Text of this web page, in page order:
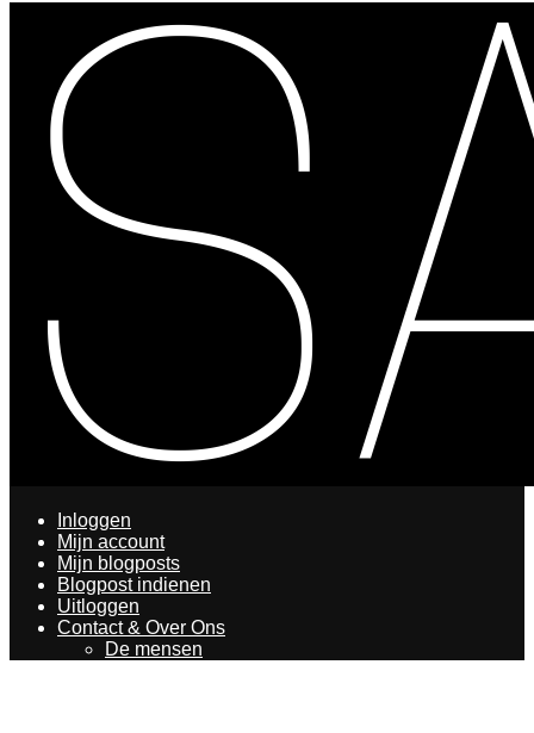
Inloggen
Mijn account
Mijn blogposts
Blogpost indienen
Uitloggen
Contact & Over Ons
De mensen